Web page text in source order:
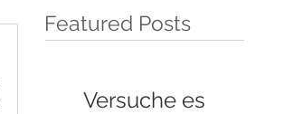
Featured Posts
Versuche es